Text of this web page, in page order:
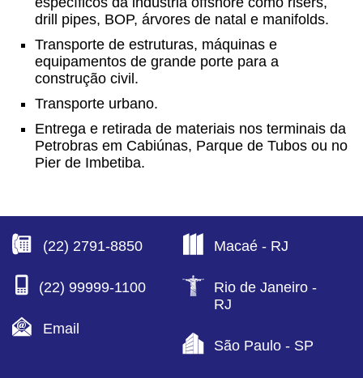
drill pipes, BOP, árvores de natal e manifolds.
Transporte de estruturas, máquinas e
equipamentos de grande porte para a
construção civil.
Transporte urbano.
Entrega e retirada de materiais nos terminais da
Petrobras em Cabiúnas, Parque de Tubos ou no
Pier de Imbetiba.
(22) 2791-8850
(22) 99999-1100
Email
Macaé - RJ
Rio de Janeiro -
RJ
São Paulo - SP